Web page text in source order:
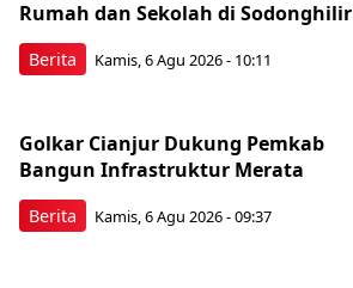
Berita
Rumah dan Sekolah di Sodonghilir
Kamis, 6 Agu 2026 - 10:11
Berita
Golkar Cianjur Dukung Pemkab
Bangun Infrastruktur Merata
Kamis, 6 Agu 2026 - 09:37